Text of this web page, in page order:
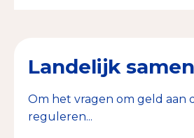
Landelijk
Om het vragen om geld aan
reguleren...